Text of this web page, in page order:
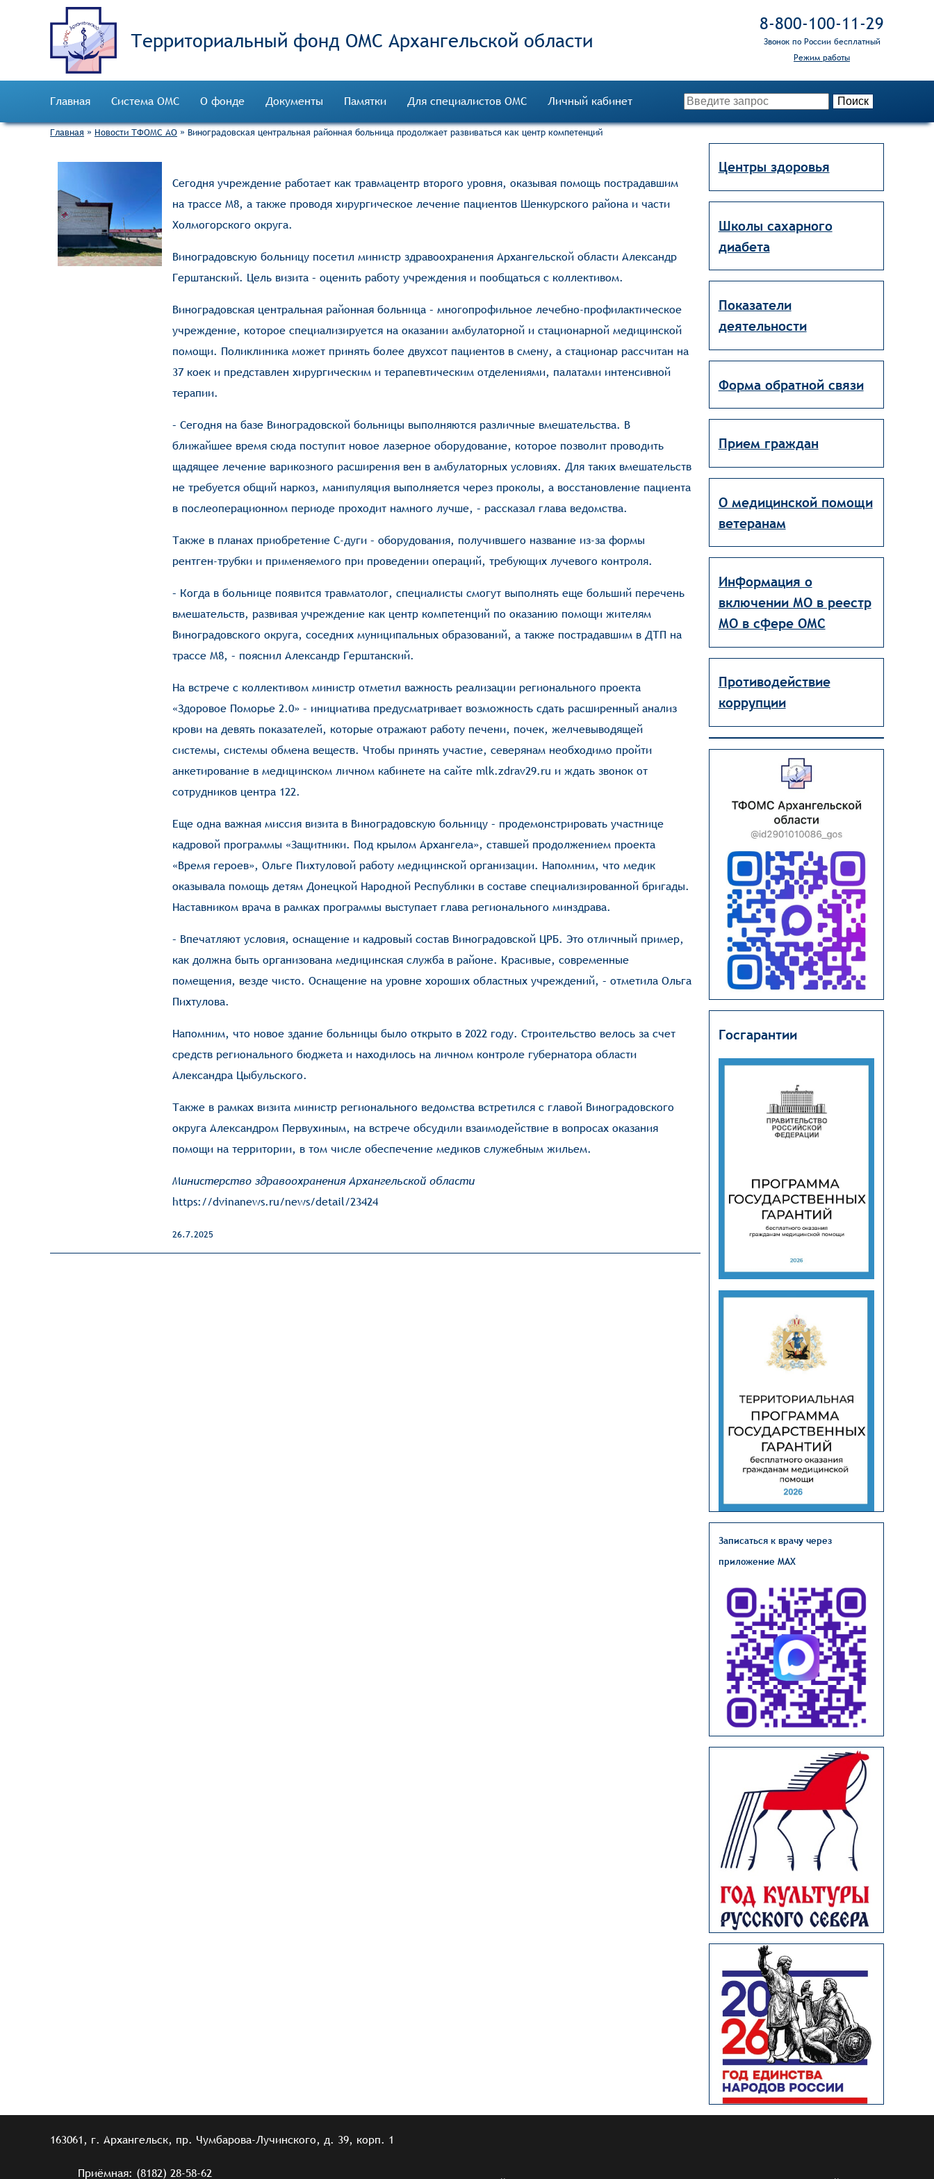
Территориальный фонд ОМС
8‑800‑100‑11‑29
Звонок по России бесплатный
Режим работы
Главная Система ОМС О фонде Документы Памятки Для специалистов ОМС Личный кабинет
Главная » Новости ТФОМС АО » Виноградовская центральная районная больница продолжает развиваться как центр компетенций
Сегодня учреждение работает как травмацентр второго уровня, оказывая помощь пострадавшим
на трассе М8, а также проводя хирургическое лечение пациентов Шенкурского района и части
Холмогорского округа.
Виноградовскую больницу посетил министр здравоохранения Архангельской области Александр
Герштанский. Цель визита – оценить работу учреждения и пообщаться с коллективом.
Виноградовская центральная районная больница – многопрофильное лечебно-профилактическое
учреждение, которое специализируется на оказании амбулаторной и стационарной медицинской
помощи. Поликлиника может принять более двухсот пациентов в смену, а стационар рассчитан на
37 коек и представлен хирургическим и терапевтическим отделениями, палатами интенсивной
терапии.
– Сегодня на базе Виноградовской больницы выполняются различные вмешательства. В
ближайшее время сюда поступит новое лазерное оборудование, которое позволит проводить
щадящее лечение варикозного расширения вен в амбулаторных условиях. Для таких вмешательств
не требуется общий наркоз, манипуляция выполняется через проколы, а восстановление пациента
в послеоперационном периоде проходит намного лучше, – рассказал глава ведомства.
Также в планах приобретение С-дуги – оборудования, получившего название из-за формы
рентген-трубки и применяемого при проведении операций, требующих лучевого контроля.
– Когда в больнице появится травматолог, специалисты смогут выполнять еще больший перечень
вмешательств, развивая учреждение как центр компетенций по оказанию помощи жителям
Виноградовского округа, соседних муниципальных образований, а также пострадавшим в ДТП на
трассе М8, – пояснил Александр Герштанский.
На встрече с коллективом министр отметил важность реализации регионального проекта
«Здоровое Поморье 2.0» – инициатива предусматривает возможность сдать расширенный анализ
крови на девять показателей, которые отражают работу печени, почек, желчевыводящей
системы, системы обмена веществ. Чтобы принять участие, северянам необходимо пройти
анкетирование в медицинском личном кабинете на сайте mlk.zdrav29.ru и ждать звонок от
сотрудников центра 122.
Еще одна важная миссия визита в Виноградовскую больницу – продемонстрировать участнице
кадровой программы «Защитники. Под крылом Архангела», ставшей продолжением проекта
«Время героев», Ольге Пихтуловой работу медицинской организации. Напомним, что медик
оказывала помощь детям Донецкой Народной Республики в составе специализированной бригады.
Наставником врача в рамках программы выступает глава регионального минздрава.
– Впечатляют условия, оснащение и кадровый состав Виноградовской ЦРБ. Это отличный пример,
как должна быть организована медицинская служба в районе. Красивые, современные
помещения, везде чисто. Оснащение на уровне хороших областных учреждений, – отметила Ольга
Пихтулова.
Напомним, что новое здание больницы было открыто в 2022 году. Строительство велось за счет
средств регионального бюджета и находилось на личном контроле губернатора области
Александра Цыбульского.
Также в рамках визита министр регионального ведомства встретился с главой Виноградовского
округа Александром Первухиным, на встрече обсудили взаимодействие в вопросах оказания
помощи на территории, в том числе обеспечение медиков служебным жильем.
Министерство здравоохранения Архангельской области
https://dvinanews.ru/news/detail/23424
26.7.2025
Центры здоровья
Школы сахарного
диабета
Показатели
деятельности
Форма обратной связи
Прием граждан
О медицинской помощи
ветеранам
Информация о
включении МО в реестр
МО в сфере ОМС
Противодействие
коррупции
Госгарантии
Записаться к врачу через
приложение MAX
163061, г. Архангельск, пр. Чумбарова-Лучинского, д. 39, корп. 1
Приёмная: (8182) 28-58-62